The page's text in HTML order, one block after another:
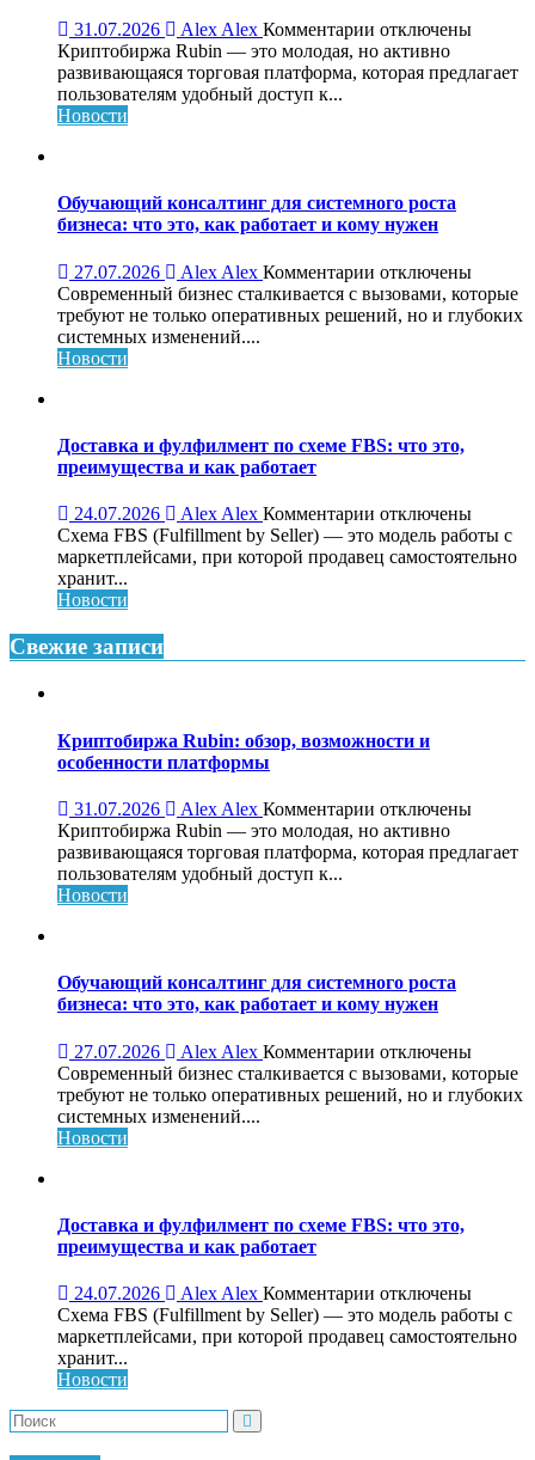
31.07.2026 Alex Alex Комментарии к
записи
Криптобиржа
платформы
отключены
Криптобиржа Rubin — это молодая, но активно
развивающаяся торговая платформа, которая предлагает
пользователям удобный доступ к...
Новости
Обучающий консалтинг для системного роста
бизнеса: что это, как работает и кому нужен
27.07.2026 Alex Alex Комментарии к
записи
Обучающий
что
работает
и
кому
нужен
отключены
Современный бизнес сталкивается с вызовами, которые
требуют не только оперативных решений, но и глубоких
системных изменений....
Новости
Доставка и фулфилмент по схеме FBS: что это,
преимущества и как работает
24.07.2026 Alex Alex Комментарии к
записи
Доставка
FBS:
и
отключены
Схема FBS (Fulfillment by Seller) — это модель работы с
маркетплейсами, при которой продавец самостоятельно
хранит...
Новости
Свежие записи
Криптобиржа Rubin: обзор, возможности и
особенности платформы
31.07.2026 Alex Alex Комментарии к
записи
Криптобиржа
платформы
отключены
Криптобиржа Rubin — это молодая, но активно
развивающаяся торговая платформа, которая предлагает
пользователям удобный доступ к...
Новости
Обучающий консалтинг для системного роста
бизнеса: что это, как работает и кому нужен
27.07.2026 Alex Alex Комментарии к
записи
Обучающий
что
работает
и
кому
нужен
отключены
Современный бизнес сталкивается с вызовами, которые
требуют не только оперативных решений, но и глубоких
системных изменений....
Новости
Доставка и фулфилмент по схеме FBS: что это,
преимущества и как работает
24.07.2026 Alex Alex Комментарии к
записи
Доставка
отключены
Схема FBS (Fulfillment by Seller) — это модель работы с
маркетплейсами, при которой продавец самостоятельно
хранит...
Новости